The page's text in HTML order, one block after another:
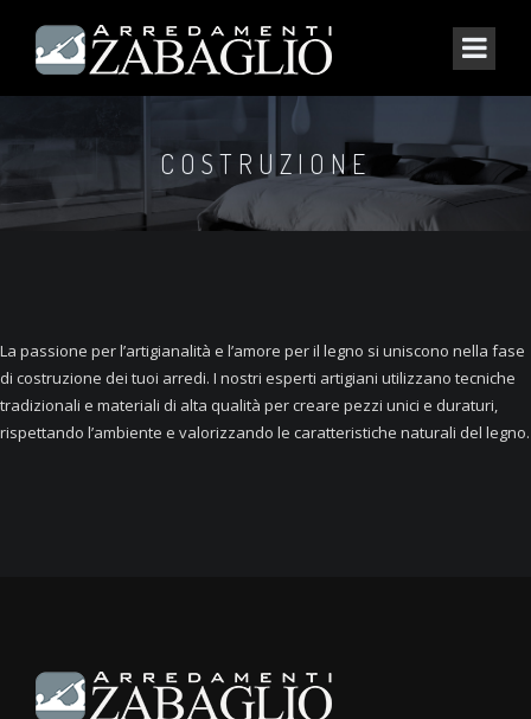
COSTRUZIONE
La passione per l’artigianalità e l’amore per il legno si uniscono nella fase
di costruzione dei tuoi arredi. I nostri esperti artigiani utilizzano tecniche
tradizionali e materiali di alta qualità per creare pezzi unici e duraturi,
rispettando l’ambiente e valorizzando le caratteristiche naturali del legno.